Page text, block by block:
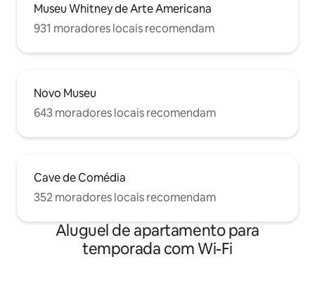
Museu Whitney de Arte Americana
931 moradores locais recomendam
Novo Museu
643 moradores locais recomendam
Cave de Comédia
352 moradores locais recomendam
Aluguel de apartamento para
temporada com Wi-Fi